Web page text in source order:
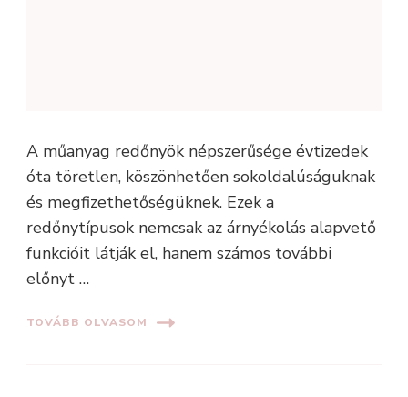
A műanyag redőnyök népszerűsége évtizedek
óta töretlen, köszönhetően sokoldalúságuknak
és megfizethetőségüknek. Ezek a
redőnytípusok nemcsak az árnyékolás alapvető
funkcióit látják el, hanem számos további
előnyt …
TOVÁBB OLVASOM